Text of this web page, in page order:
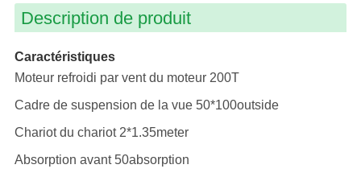
Description de produit
Caractéristiques
Moteur refroidi par vent du moteur 200T
Cadre de suspension de la vue 50*100outside
Chariot du chariot 2*1.35meter
Absorption avant 50absorption